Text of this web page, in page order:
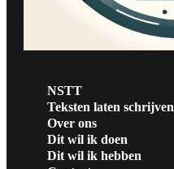
NSTT
Teksten laten schrijven
Over ons
Dit wil ik doen
Dit wil ik hebben